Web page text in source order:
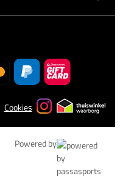
Cookies
Powered by